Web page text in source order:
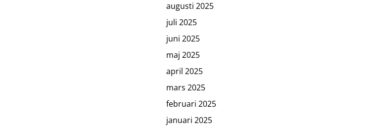
augusti 2025
juli 2025
juni 2025
maj 2025
april 2025
mars 2025
februari 2025
januari 2025